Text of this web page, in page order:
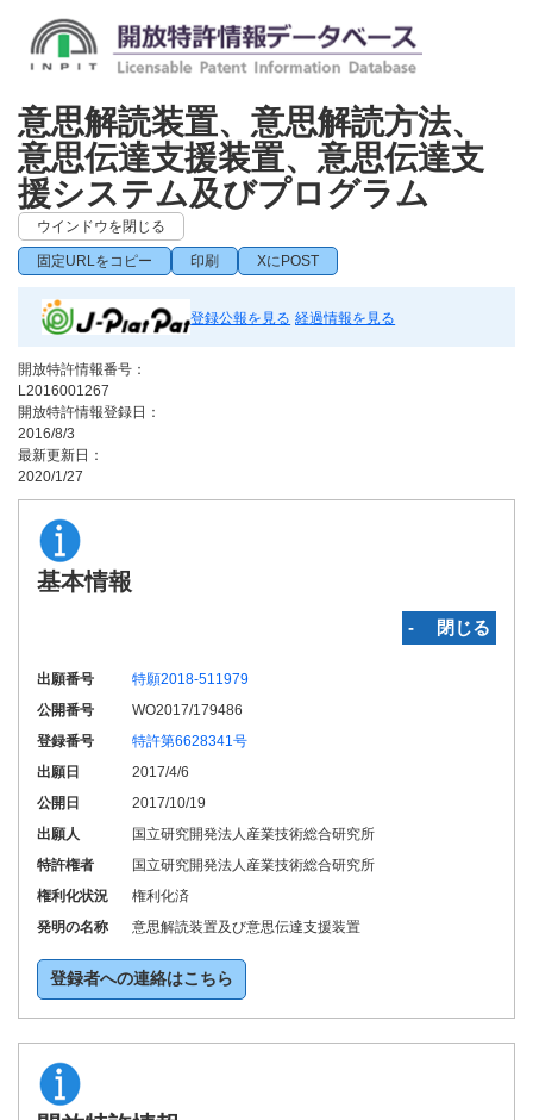
意思解読装置、意思解読方法、
意思伝達支援装置、意思伝達支
援システム及びプログラム
ウインドウを閉じる
固定URLをコピー 印刷 XにPOST
登録公報を見る 経過情報を見る
開放特許情報番号：
L2016001267
開放特許情報登録日：
2016/8/3
最新更新日：
2020/1/27
基本情報
‐ 閉じる
出願番号
特願2018-511979
公開番号
WO2017/179486
登録番号
特許第6628341号
出願日
2017/4/6
公開日
2017/10/19
出願人
国立研究開発法人産業技術総合研究所
特許権者
国立研究開発法人産業技術総合研究所
権利化状況
権利化済
発明の名称
意思解読装置及び意思伝達支援装置
登録者への連絡はこちら